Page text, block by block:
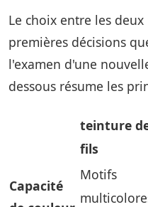
Le choix entre les
premières décisions
l'examen d'une
dessous résume les
teinture
fils
Capacité
Motifs